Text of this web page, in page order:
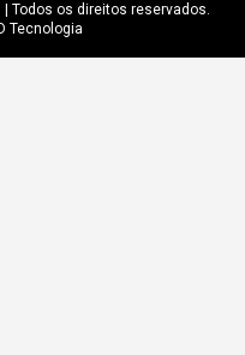
Todos os direitos reservados.
Tecnologia